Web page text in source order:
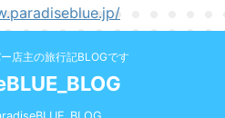
店主の旅行記BLOGです